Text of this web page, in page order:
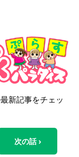
新記事をチェッ
次の話 ›